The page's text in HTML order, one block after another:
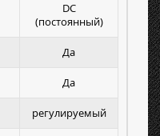
DC
(постоянный)
Да
Да
регулируемый